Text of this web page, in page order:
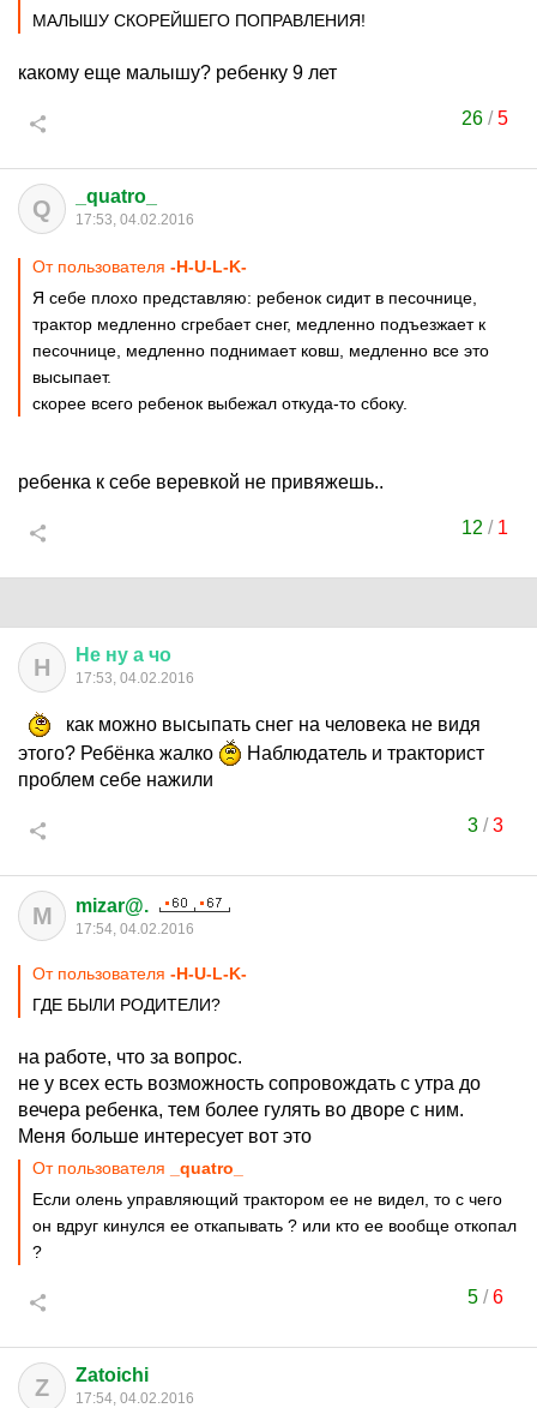
МАЛЫШУ СКОРЕЙШЕГО ПОПРАВЛЕНИЯ!
какому еще малышу? ребенку 9 лет
26 /5
Q _quatro_
17:53, 04.02.2016
От пользователя -H-U-L-K-
Я себе плохо представляю: ребенок сидит в песочнице,
трактор медленно сгребает снег, медленно подъезжает к
песочнице, медленно поднимает ковш, медленно все это
высыпает.
скорее всего ребенок выбежал откуда-то сбоку.
ребенка к себе веревкой не привяжешь..
12 / 1
Н Не ну а чо
17:53, 04.02.2016
как можно высыпать снег на человека не видя
этого? Ребёнка жалко
Наблюдатель и тракторист
проблем себе нажили
3/3
M mizar@.
17:54, 04.02.2016
От пользователя -H-U-L-K-
ГДЕ БЫЛИ РОДИТЕЛИ?
на работе, что за вопрос.
не у всех есть возможность сопровождать с утра до
вечера ребенка, тем более гулять во дворе с ним.
Меня больше интересует вот это
От пользователя
_quatro_
Если олень управляющий трактором ее не видел, то с чего
он вдруг кинулся ее откапывать ? или кто ее вообще откопал
?
5/6
Z Zatoichi
17:54, 04.02.2016